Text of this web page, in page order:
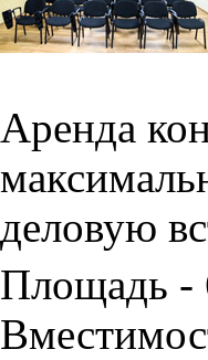
Аренда
деловую
Площадь -